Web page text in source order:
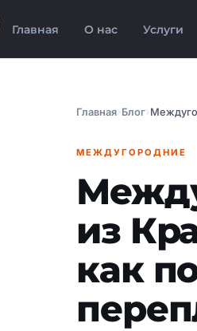
Главная О нас Услуги
Главная Блог
МЕЖДУГОРОДНИЕ
из
как